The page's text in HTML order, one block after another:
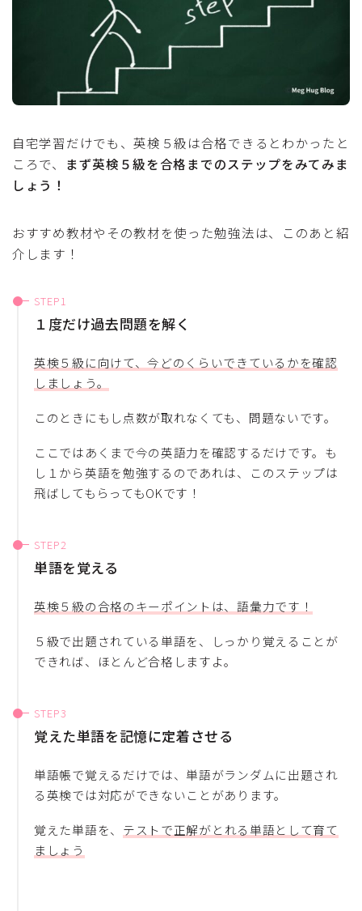
自宅学習だけでも、英検５級は合格できるとわかったと
ころで、 まず英検５級を合格までのステップをみてみま
しょう！
おすすめ教材やその教材を使った勉強法は、このあと紹
介します！
１度だけ過去問題を解く
英検５級に向けて、今どのくらいできているかを確認
しましょう。
このときにもし点数が取れなくても、問題ないです。
ここではあくまで今の英語力を確認するだけです。も
し１から英語を勉強するのであれは、このステップは
飛ばしてもらってもOKです！
単語を覚える
英検５級の合格のキーポイントは、語彙力です！
５級で出題されている単語を、しっかり覚えることが
できれば、ほとんど合格しますよ。
覚えた単語を記憶に定着させる
単語帳で覚えるだけでは、単語がランダムに出題され
る英検では対応ができないことがあります。
覚えた単語を、 テストで正解がとれる単語として育て
ましょう